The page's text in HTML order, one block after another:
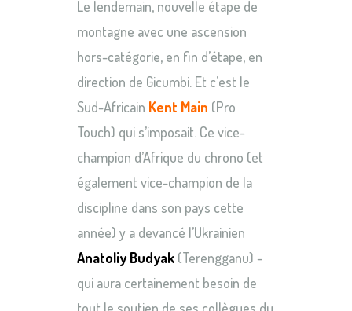
Le lendemain, nouvelle étape de
montagne avec une ascension
hors-catégorie, en fin d’étape, en
direction de Gicumbi. Et c’est le
Sud-Africain Kent Main (Pro
Touch) qui s’imposait. Ce vice-
champion d’Afrique du chrono (et
également vice-champion de la
discipline dans son pays cette
année) y a devancé l’Ukrainien
Anatoliy Budyak (Terengganu) -
qui aura certainement besoin de